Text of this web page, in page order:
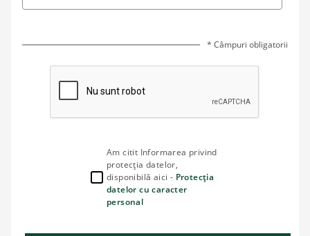
* Câmpuri obligatorii
Am citit Informarea privind
protecția datelor,
disponibilă aici - Protecția
datelor cu caracter
personal